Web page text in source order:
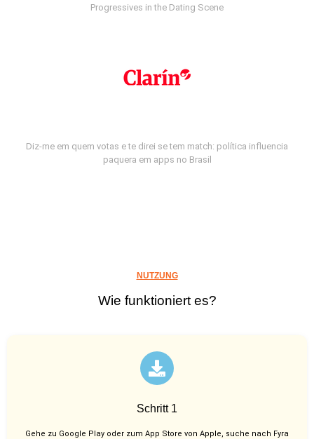
Progressives in the Dating Scene
Diz-me em quem votas e te direi se tem match: política influencia
paquera em apps no Brasil
NUTZUNG
Wie funktioniert es?
Schritt 1
Gehe zu Google Play oder zum App Store von Apple, suche nach Fyra